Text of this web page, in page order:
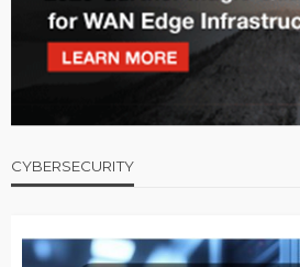
CYBERSECURITY